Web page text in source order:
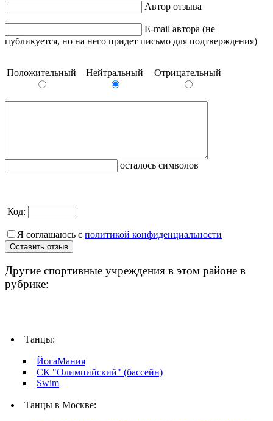
Автор отзыва
E-mail автора (не
публикуется, но на него придет письмо для подтверждения)
Положительный Нейтральный Отрицательный
осталось символов
Код:
Я соглашаюсь с политикой конфиденциальности
Другие спортивные учреждения в этом районе в
рубрике:
Танцы:
ЙогаМания
СК "Олимпийский" (бассейн)
Swim
Танцы в Москве: